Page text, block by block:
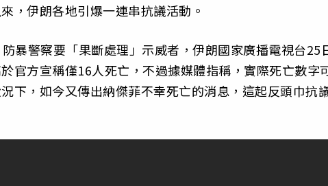
，伊朗各地引爆一連串抗議活動。
暴警察要「果斷處理」示威者，伊朗國家廣播電視台25
官方宣稱僅16人死亡，不過據媒體指稱，實際死亡數字
下，如今又傳出納傑菲不幸死亡的消息，這起反頭巾抗